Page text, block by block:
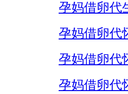
孕妈借卵代
孕妈借卵代
孕妈借卵代
孕妈借卵代